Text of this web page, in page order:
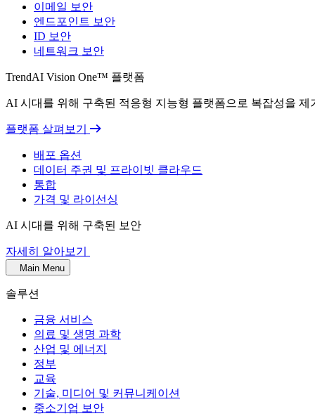
이메일 보안
엔드포인트 보안
ID 보안
네트워크 보안
TrendAI Vision One™ 플랫폼
AI 시대를 위해 구축된 적응형 지능형 플랫폼으로 복잡성을 제
플랫폼 살펴보기
배포 옵션
데이터 주권 및 프라이빗 클라우드
통합
가격 및 라이선싱
AI 시대를 위해 구축된 보안
자세히 알아보기
Main Menu
솔루션
금융 서비스
의료 및 생명 과학
산업 및 에너지
정부
교육
기술, 미디어 및 커뮤니케이션
중소기업 보안